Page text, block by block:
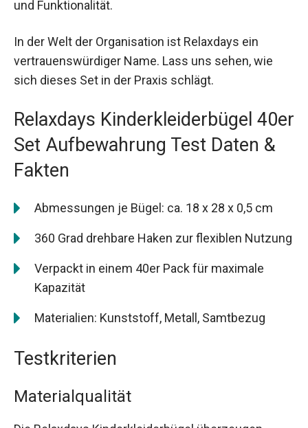
und Funktionalität.
In der Welt der Organisation ist Relaxdays ein
vertrauenswürdiger Name. Lass uns sehen, wie
sich dieses Set in der Praxis schlägt.
Relaxdays Kinderkleiderbügel 40er
Set Aufbewahrung Test Daten &
Fakten
Abmessungen je Bügel: ca. 18 x 28 x 0,5 cm
360 Grad drehbare Haken zur flexiblen Nutzung
Verpackt in einem 40er Pack für maximale
Kapazität
Materialien: Kunststoff, Metall, Samtbezug
Testkriterien
Materialqualität